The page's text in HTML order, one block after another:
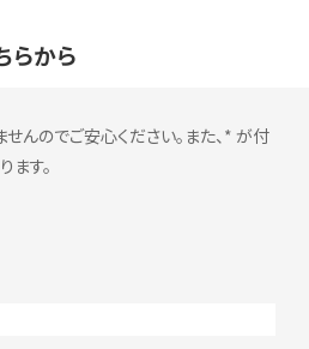
らから
んのでご安心ください。また、 * が付
す。